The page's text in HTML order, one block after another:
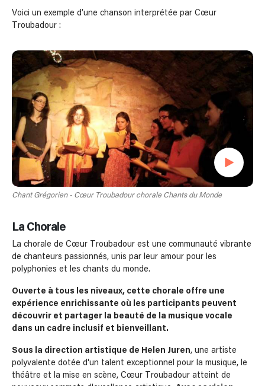
Voici un exemple d’une chanson interprétée par Cœur
Troubadour :
Chant Grégorien - Cœur Troubadour chorale Chants du Monde
La Chorale
La chorale de Cœur Troubadour est une communauté vibrante
de chanteurs passionnés, unis par leur amour pour les
polyphonies et les chants du monde.
Ouverte à tous les niveaux, cette chorale offre une
expérience enrichissante où les participants peuvent
découvrir et partager la beauté de la musique vocale
dans un cadre inclusif et bienveillant.
Sous la direction artistique de Helen Juren, une artiste
polyvalente dotée d'un talent exceptionnel pour la musique, le
théâtre et la mise en scène, Cœur Troubadour atteint de